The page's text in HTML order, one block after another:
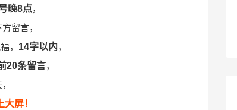
晚8点，
留言，
， 14字以内 ，
20条留言，
屏！